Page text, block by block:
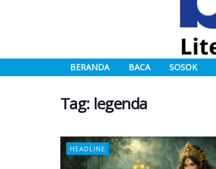
BERANDA BACA SOSOK
Tag: legenda
HEADLINE